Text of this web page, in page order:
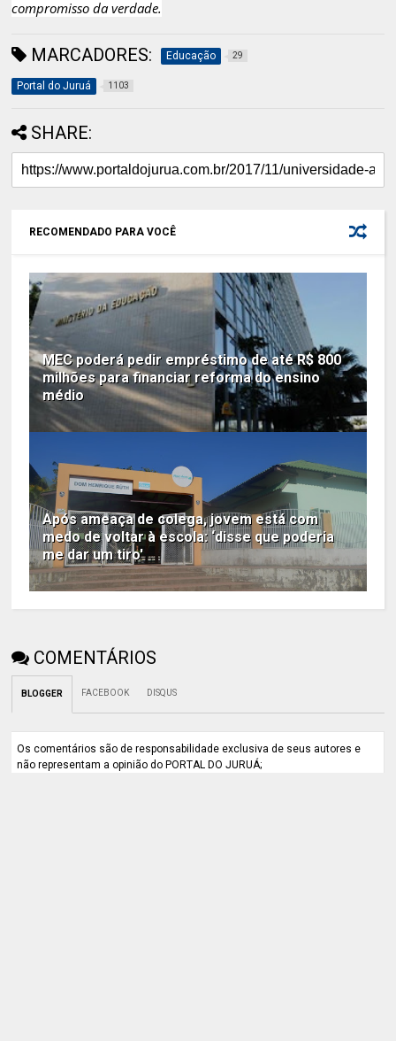
compromisso da verdade.
MARCADORES: Educação 29
Portal do Juruá 1103
SHARE:
RECOMENDADO PARA VOCÊ
MEC poderá pedir empréstimo de até R$ 800
milhões para financiar reforma do ensino
médio
Após ameaça de colega, jovem está com
medo de voltar à escola: ‘disse que poderia
me dar um tiro'
COMENTÁRIOS
BLOGGER FACEBOOK DISQUS
Os comentários são de responsabilidade exclusiva de seus autores e
não representam a opinião do PORTAL DO JURUÁ;